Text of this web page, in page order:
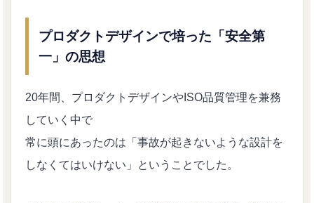
プロダクトデザインで培った「安全第
一」の思想
20年間、プロダクトデザインやISO品質管理を兼務
していく中で
常に頭にあったのは「事故が起きないような設計を
しなくてはいけない」ということでした。